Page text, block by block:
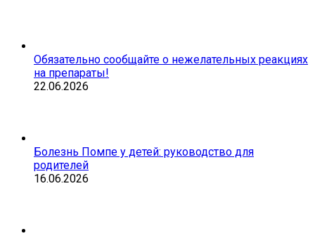
Обязательно сообщайте о нежелательных реакциях
на препараты!
22.06.2026
Болезнь Помпе у детей: руководство для
родителей
16.06.2026